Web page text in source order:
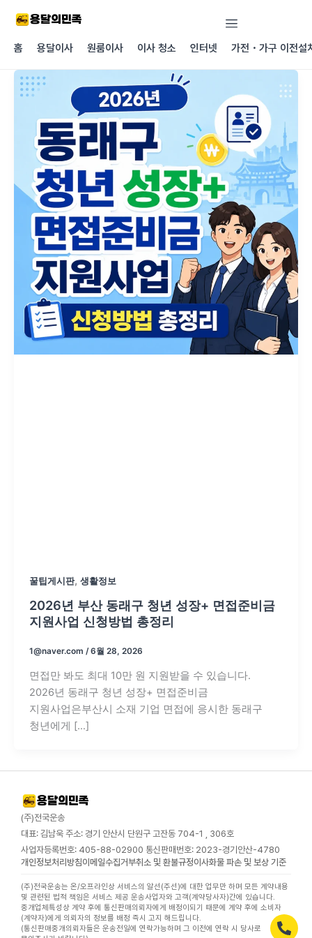
건너뛰기
홈
용달이사 원룸이사 이사 청소 인터넷 가전・가구 이전설
꿀팁게시판, 생활정보
2026년 부산 동래구 청년 성장+ 면접준비금
지원사업 신청방법 총정리
1@naver.com /6월 28, 2026
면접만 봐도 최대 10만 원 지원받을 수 있습니다.
2026년 동래구 청년 성장+ 면접준비금
지원사업은부산시 소재 기업 면접에 응시한 동래구
청년에게 […]
(주)전국운송
대표: 김남욱 주소: 경기 안산시 단원구 고잔동 704-1 , 306호
사업자등록번호: 405-88-02900 통신판매번호: 2023-경기안산-4780
개인정보처리방침이메일수집거부취소 및 환불규정이사화물 파손 및 보상 기준
(주)전국운송는 온/오프라인상 서비스의 알선(주선)에 대한 업무만 하며 모든 계약내용
및 관련된 법적 책임은 서비스 제공 운송사업자와 고객(계약당사자)간에 있습니다.
중개업체특성상 계약 후에 통신판매의뢰자에게 배정이되기 때문에 계약 후에 소비자
(계약자)에게 의뢰자의 정보를 배정 즉시 고지 해드립니다.
(통신판매중개의뢰자들은 운송전일에 연락가능하며 그 이전에 연락 시 당사로